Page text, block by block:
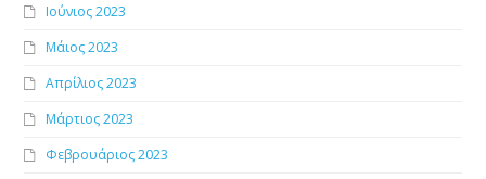
Ιούνιος 2023
Μάιος 2023
Απρίλιος 2023
Μάρτιος 2023
Φεβρουάριος 2023